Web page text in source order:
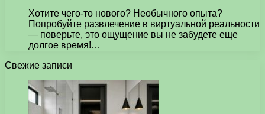
Хотите чего-то нового? Необычного опыта?
Попробуйте развлечение в виртуальной реальности
— поверьте, это ощущение вы не забудете еще
долгое время!…
Свежие записи